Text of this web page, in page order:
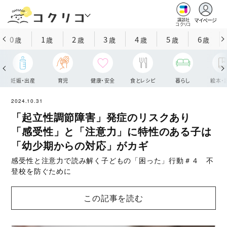
講談社
コクリコ
マイページ
0歳 1歳 2 歳 3歳 4歳 5歳 6歳
妊娠・出産 育児 健康・安全 食とレシピ 暮らし 絵本・
2024.10.31
「起立性調節障害」発症のリスクあり
「感受性」と「注意力」に特性のある子は
「幼少期からの対応」がカギ
感受性と注意力で読み解く子どもの「困った」行動＃４ 不
登校を防ぐために
この記事を読む